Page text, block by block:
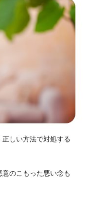
しい方法で対処する
のこもった悪い念も